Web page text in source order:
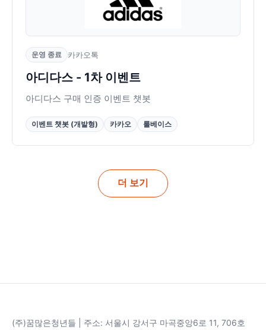
운영 종료 카카오톡
아디다스 - 1차 이벤트
아디다스 구매 인증 이벤트 챗봇
이벤트 챗봇 (개발형) 카카오 룰베이스
더 보기
(주)꿈많은청년들 | 주소: 서울시 강서구 마곡중앙6로 11, 706호